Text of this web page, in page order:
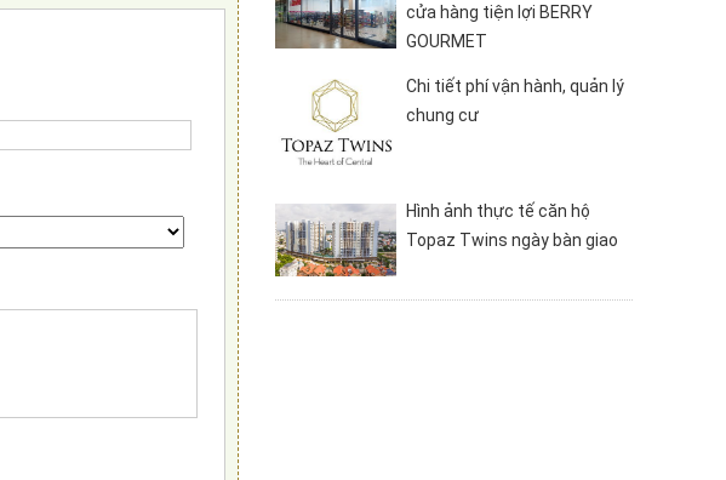
cửa hàng tiện lợi BERRY
GOURMET
Chi tiết phí vận hành, quản lý
chung cư
Hình ảnh thực tế căn hộ
Topaz Twins ngày bàn giao